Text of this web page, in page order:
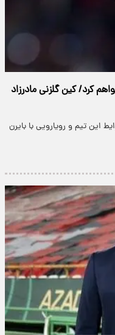
کرد/ کین گلزنی مادرزاد
این تیم و رویارویی با بایرن